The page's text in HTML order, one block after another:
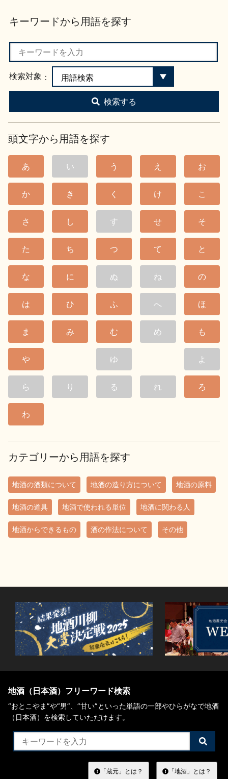
キーワードから用語を探す
検索対象
検索する
頭文字から用語を探す
あ い う え お
か き く け こ
さ し す せ そ
た ち つ て と
な に ぬ ね の
は ひ ふ へ ほ
ま み む め も
や ゆ よ
ら り る れ ろ
わ
カテゴリーから用語を探す
地酒の酒類について 地酒の造り方について 地酒の原料
地酒の道具 地酒で使われる単位 地酒に関わる人
地酒からできるもの 酒の作法について その他
地酒（日本酒）フリーワード検索
“おとこやま”や“男”、”甘い”といった単語の一部やひらがなで地酒
（日本酒）を検索していただけます。
検
索
す
る
「蔵元」とは？ 「地酒」とは？